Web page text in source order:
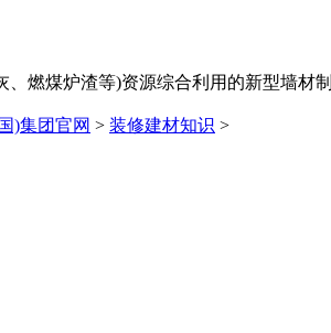
、燃煤炉渣等)资源综合利用的新型墙材
)集团官网 > 装修建材知识 >